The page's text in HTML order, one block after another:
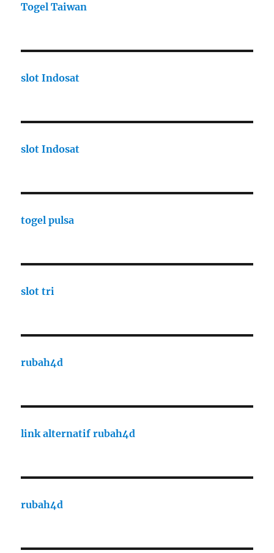
Togel Taiwan
slot Indosat
slot Indosat
togel pulsa
slot tri
rubah4d
link alternatif rubah4d
rubah4d